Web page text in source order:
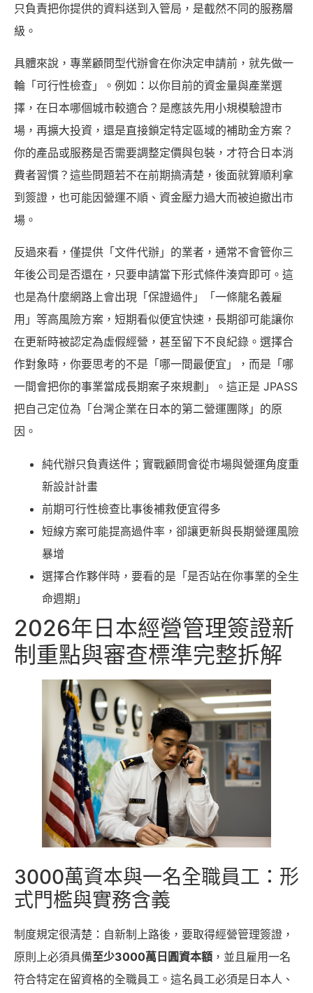
只負責把你提供的資料送到入管局，是截然不同的服務層
級。
具體來說，專業顧問型代辦會在你決定申請前，就先做一
輪「可行性檢查」。例如：以你目前的資金量與產業選
擇，在日本哪個城市較適合？是應該先用小規模驗證市
場，再擴大投資，還是直接鎖定特定區域的補助金方案？
你的產品或服務是否需要調整定價與包裝，才符合日本消
費者習慣？這些問題若不在前期搞清楚，後面就算順利拿
到簽證，也可能因營運不順、資金壓力過大而被迫撤出市
場。
反過來看，僅提供「文件代辦」的業者，通常不會管你三
年後公司是否還在，只要申請當下形式條件湊齊即可。這
也是為什麼網路上會出現「保證過件」「一條龍名義雇
用」等高風險方案，短期看似便宜快速，長期卻可能讓你
在更新時被認定為虛假經營，甚至留下不良紀錄。選擇合
作對象時，你要思考的不是「哪一間最便宜」，而是「哪
一間會把你的事業當成長期案子來規劃」。這正是 JPASS
把自己定位為「台灣企業在日本的第二營運團隊」的原
因。
純代辦只負責送件；實戰顧問會從市場與營運角度重
新設計計畫
前期可行性檢查比事後補救便宜得多
短線方案可能提高過件率，卻讓更新與長期營運風險
暴增
選擇合作夥伴時，要看的是「是否站在你事業的全生
命週期」
2026年日本經營管理簽證新
制重點與審查標準完整拆解
3000萬資本與一名全職員工：形
式門檻與實務含義
制度規定很清楚：自新制上路後，要取得經營管理簽證，
原則上必須具備至少3000萬日圓資本額 ，並且雇用一名
符合特定在留資格的全職員工。這名員工必須是日本人、